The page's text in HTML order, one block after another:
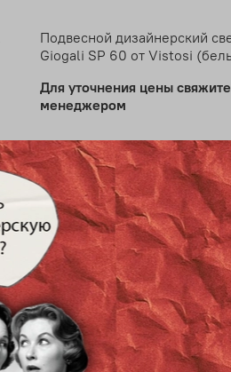
Подвесной дизайнерский
Giogali SP 60 от Vistosi
Для уточнения цены
менеджером